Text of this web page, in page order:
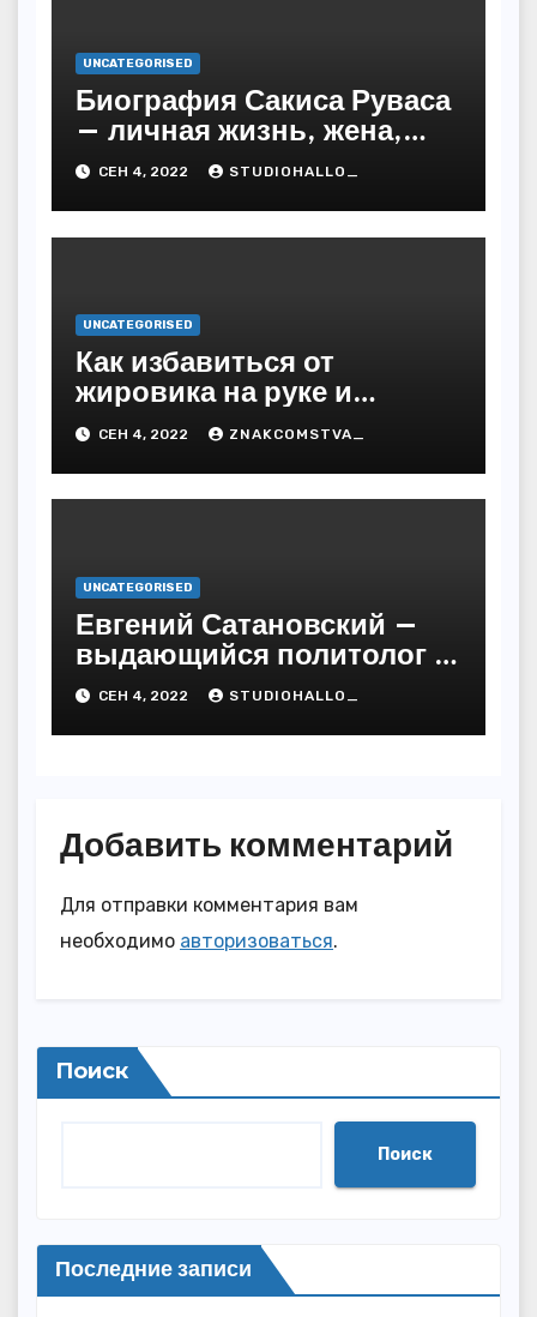
UNCATEGORISED
Биография Сакиса Руваса
— личная жизнь, жена,
дети. Главные моменты в
жизни и карьере
греческого певца
СЕН 4, 2022 STUDIOHALLO_
UNCATEGORISED
Как избавиться от
жировика на руке и
предупредить
последствия
СЕН 4, 2022 ZNAKCOMSTVA_
UNCATEGORISED
Евгений Сатановский —
выдающийся политолог и
публицист с бесподобной
биографией и
многочисленными
СЕН 4, 2022 STUDIOHALLO_
Добавить комментарий
Для отправки комментария вам
необходимо авторизоваться.
Поиск
Поиск
Последние записи